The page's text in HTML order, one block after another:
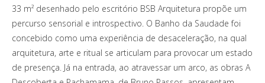
33 m² desenhado pelo escritório BSB Arquitetura propõe um
percurso sensorial e introspectivo. O Banho da Saudade foi
concebido como uma experiência de desaceleração, na qual
arquitetura, arte e ritual se articulam para provocar um estado
de presença. Já na entrada, ao atravessar um arco, as obras A